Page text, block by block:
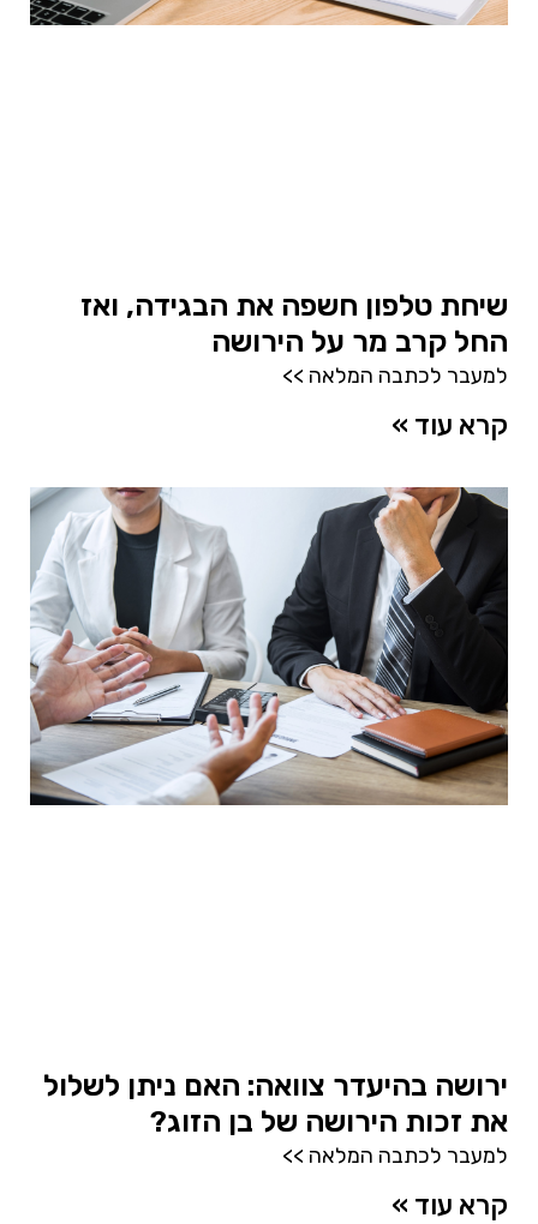
שיחת טלפון חשפה את הבגידה, ואז
החל קרב מר על הירושה
למעבר לכתבה המלאה >>
קרא עוד »
ירושה בהיעדר צוואה: האם ניתן לשלול
את זכות הירושה של בן הזוג?
למעבר לכתבה המלאה >>
קרא עוד »